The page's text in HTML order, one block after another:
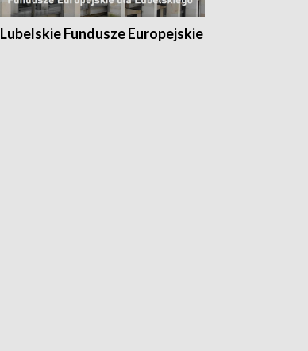
Lubelskie Fundusze Europejskie